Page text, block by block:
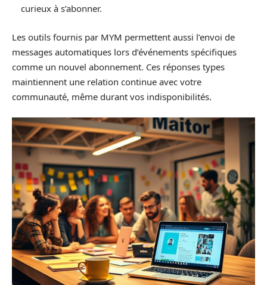
curieux à s’abonner.
Les outils fournis par MYM permettent aussi l’envoi de
messages automatiques lors d’événements spécifiques
comme un nouvel abonnement. Ces réponses types
maintiennent une relation continue avec votre
communauté, même durant vos indisponibilités.